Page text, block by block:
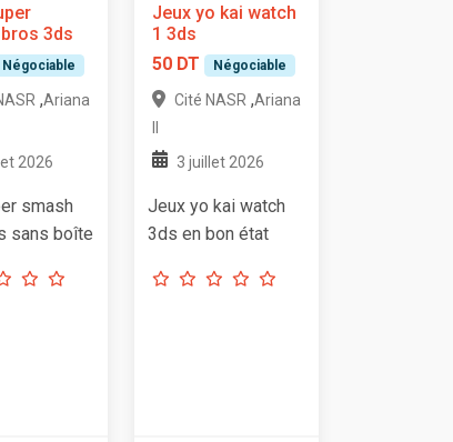
3ds
Négociable
,Ariana
2026
smash
sans boîte
Jeux yo kai watch
1 3ds
50 DT
Négociable
Cité NASR ,Ariana
3 juillet 2026
Jeux yo kai watch
3ds en bon état